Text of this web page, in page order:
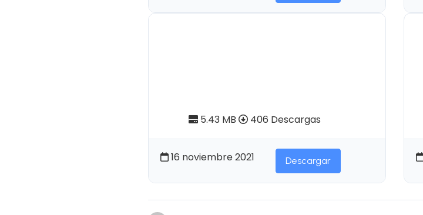
5.43 MB 406 Descargas
16 noviembre 2021 Descargar